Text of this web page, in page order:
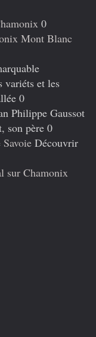
0
Mont Blanc
variéts et les
0
Philippe Gaussot
son père 0
Découvrir
sur Chamonix